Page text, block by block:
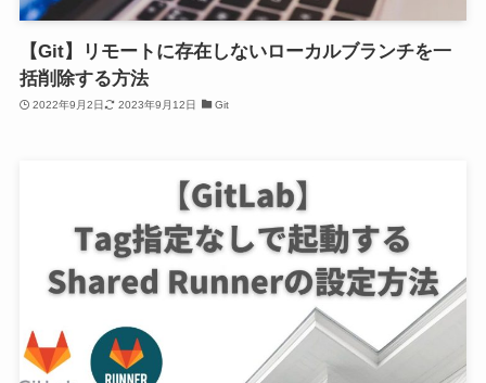
【Git】リモートに存在しないローカルブランチを一
括削除する方法
2022年9月2日 2023年9月12日 Git